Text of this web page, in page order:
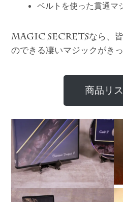
ベルトを使った貫通マ
MAGIC SECRETSなら、
のできる凄いマジックがきっ
商品リ